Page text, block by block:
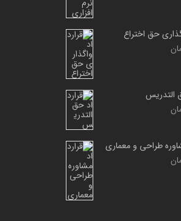
حق اختراع
التدریس
طراحی و معماری